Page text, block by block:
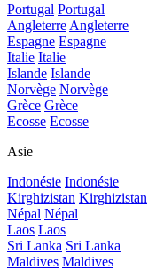
Portugal Portugal
Angleterre Angleterre
Espagne Espagne
Italie Italie
Islande Islande
Norvège Norvège
Grèce Grèce
Ecosse Ecosse
Asie
Indonésie Indonésie
Kirghizistan Kirghizistan
Népal Népal
Laos Laos
Sri Lanka Sri Lanka
Maldives Maldives